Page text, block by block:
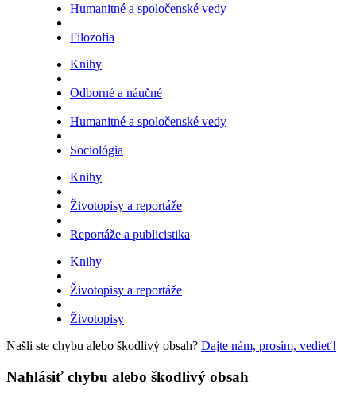
Humanitné a spoločenské vedy
Filozofia
Knihy
Odborné a náučné
Humanitné a spoločenské vedy
Sociológia
Knihy
Životopisy a reportáže
Reportáže a publicistika
Knihy
Životopisy a reportáže
Životopisy
Našli ste chybu alebo škodlivý obsah? Dajte nám, prosím, vedieť!
Nahlásiť chybu alebo škodlivý obsah